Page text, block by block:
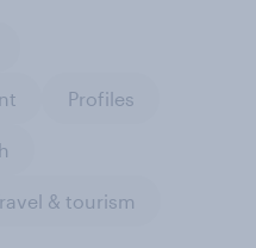
Profiles
& tourism